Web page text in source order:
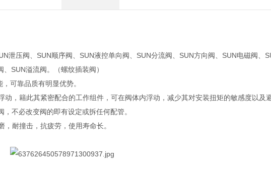
泄压阀、SUN顺序阀、SUN液控单向阀、SUN分流阀、SUN方向阀、SUN电磁阀、
SUN溢流阀。（螺纹插装阀）
可靠品质有明显优势。
动，籍此其紧密配合的工作组件，可在阀体内浮动，减少其对安装扭矩的敏感度以及
不必改变阀的即有设定或拆任何配管。
耐撞击，抗疲劳，使用寿命长。